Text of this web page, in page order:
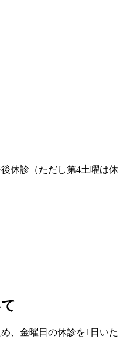
休診（ただし第4土曜は休
、金曜日の休診を1日いた